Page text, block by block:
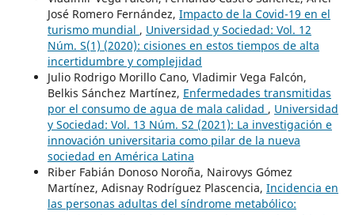
José Romero Fernández, Impacto de la Covid-19 en el
turismo mundial , Universidad y Sociedad: Vol. 12
Núm. S(1) (2020): cisiones en estos tiempos de alta
incertidumbre y complejidad
Julio Rodrigo Morillo Cano, Vladimir Vega Falcón,
Belkis Sánchez Martínez, Enfermedades transmitidas
por el consumo de agua de mala calidad , Universidad
y Sociedad: Vol. 13 Núm. S2 (2021): La investigación e
innovación universitaria como pilar de la nueva
sociedad en América Latina
Riber Fabián Donoso Noroña, Nairovys Gómez
Martínez, Adisnay Rodríguez Plascencia, Incidencia en
las personas adultas del síndrome metabólico: